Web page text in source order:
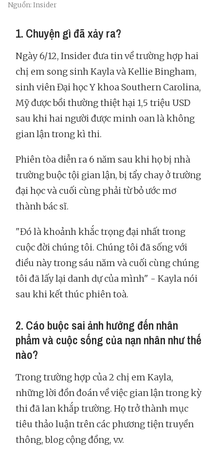
Nguồn: Insider
1. Chuyện gì đã xảy ra?
Ngày 6/12, Insider đưa tin về trường hợp hai
chị em song sinh Kayla và Kellie Bingham,
sinh viên Đại học Y khoa Southern Carolina,
Mỹ được bồi thường thiệt hại 1,5 triệu USD
sau khi hai người được minh oan là không
gian lận trong kì thi.
Phiên tòa diễn ra 6 năm sau khi họ bị nhà
trường buộc tội gian lận, bị tẩy chay ở trường
đại học và cuối cùng phải từ bỏ ước mơ
thành bác sĩ.
"Đó là khoảnh khắc trọng đại nhất trong
cuộc đời chúng tôi. Chúng tôi đã sống với
điều này trong sáu năm và cuối cùng chúng
tôi đã lấy lại danh dự của mình" - Kayla nói
sau khi kết thúc phiên toà.
2. Cáo buộc sai ảnh hưởng đến nhân
phẩm và cuộc sống của nạn nhân như thế
nào?
Trong trường hợp của 2 chị em Kayla,
những lời đồn đoán về việc gian lận trong kỳ
thi đã lan khắp trường. Họ trở thành mục
tiêu thảo luận trên các phương tiện truyền
thông, blog cộng đồng, v.v.